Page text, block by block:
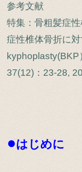
参考文献
特集：骨粗髪症
症性椎体骨折に
kyphoplasty(BKP
37(12)：23-28,
●はじめに